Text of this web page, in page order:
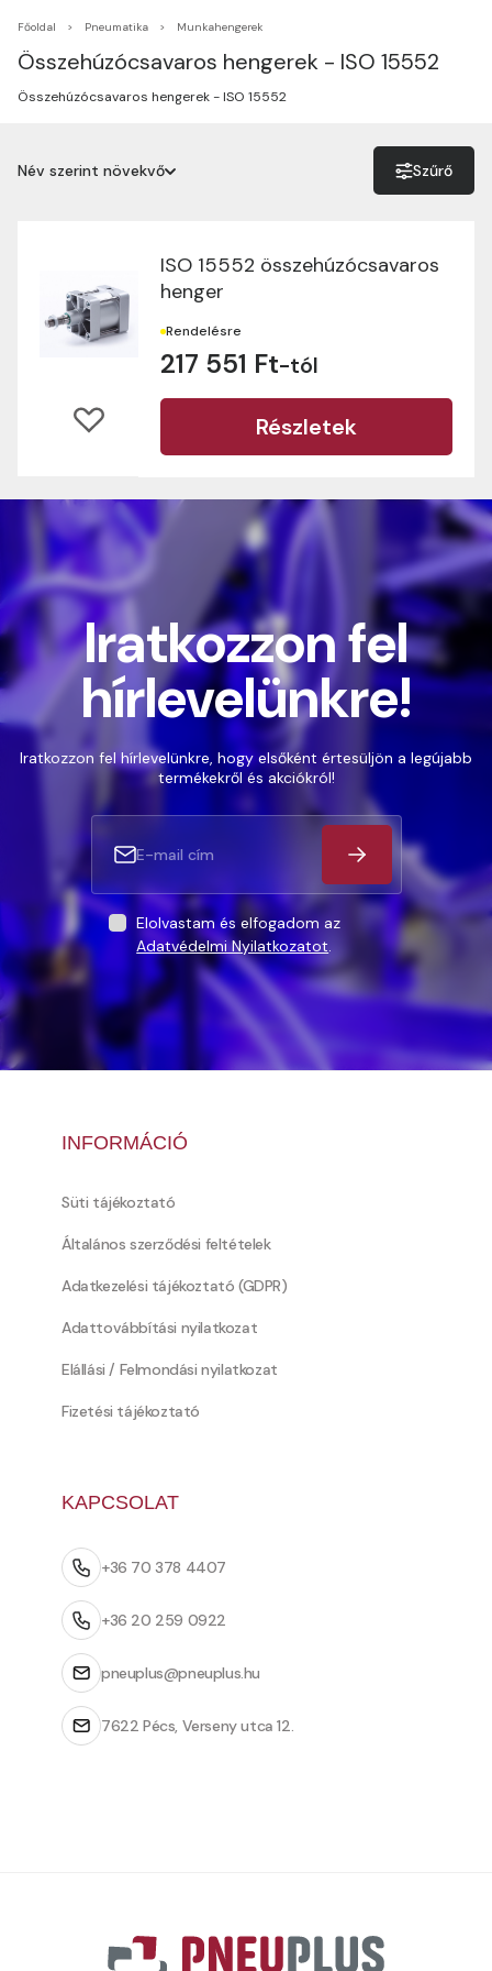
Főoldal Pneumatika Munkahengerek
Összehúzócsavaros hengerek - ISO 15552
Összehúzócsavaros hengerek - ISO 15552
Név szerint növekvő
Ár szerint növekvő
Ár szerint csökkenő
Szűrő
ISO 15552 összehúzócsavaros
henger
Rendelésre
217 551 Ft-tól
Részletek
Iratkozzon fel
hírlevelünkre!
Iratkozzon fel hírlevelünkre, hogy elsőként értesüljön a legújabb
termékekről és akciókról!
Elolvastam és elfogadom az
Adatvédelmi Nyilatkozatot.
INFORMÁCIÓ
Süti tájékoztató
Általános szerződési feltételek
Adatkezelési tájékoztató (GDPR)
Adattovábbítási nyilatkozat
Elállási / Felmondási nyilatkozat
Fizetési tájékoztató
KAPCSOLAT
+36 70 378 4407
+36 20 259 0922
pneuplus@pneuplus.hu
7622 Pécs, Verseny utca 12.